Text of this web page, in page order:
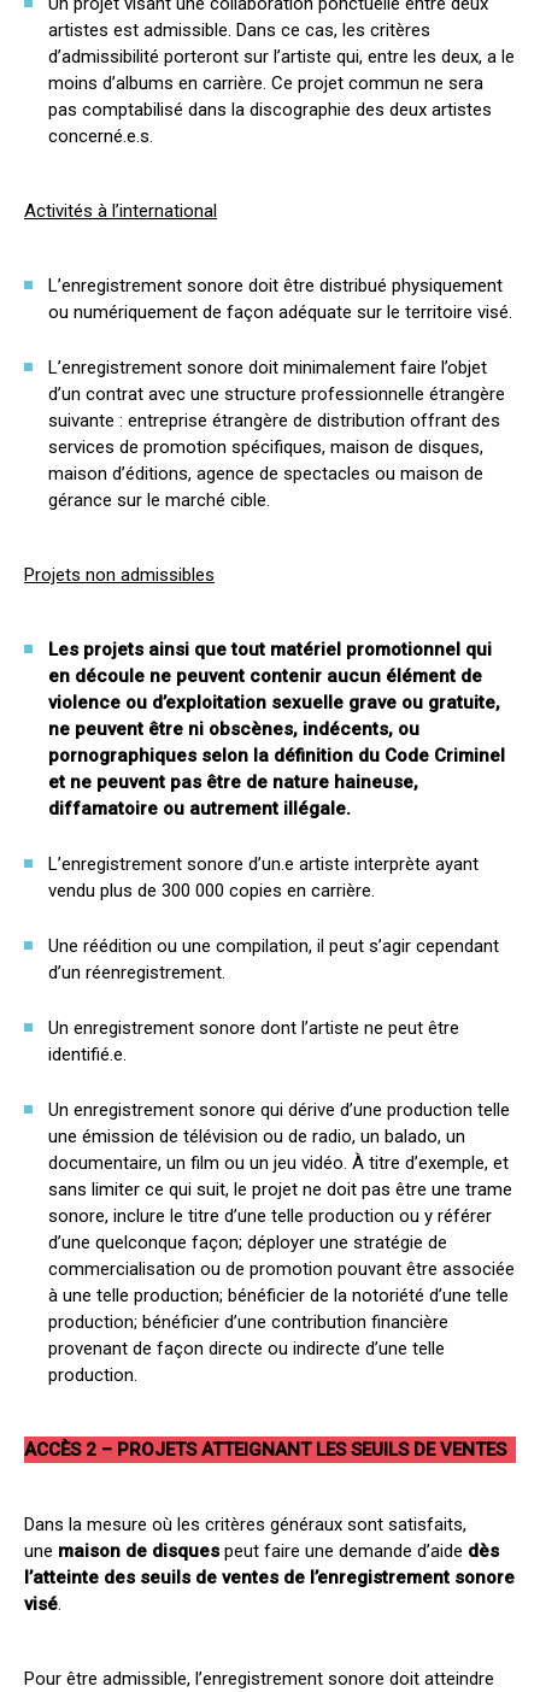
artistes est admissible. Dans ce cas, les critères
d’admissibilité porteront sur l’artiste qui, entre les deux, a le
moins d’albums en carrière. Ce projet commun ne sera
pas comptabilisé dans la discographie des deux artistes
concerné.e.s.
Activités à l’international
L’enregistrement sonore doit être distribué physiquement
ou numériquement de façon adéquate sur le territoire visé.
L’enregistrement sonore doit minimalement faire l’objet
d’un contrat avec une structure professionnelle étrangère
suivante : entreprise étrangère de distribution offrant des
services de promotion spécifiques, maison de disques,
maison d’éditions, agence de spectacles ou maison de
gérance sur le marché cible.
Projets non admissibles
Les projets ainsi que tout matériel promotionnel qui
en découle ne peuvent contenir aucun élément de
violence ou d’exploitation sexuelle grave ou gratuite,
ne peuvent être ni obscènes, indécents, ou
pornographiques selon la définition du Code Criminel
et ne peuvent pas être de nature haineuse,
diffamatoire ou autrement illégale.
L’enregistrement sonore d’un.e artiste interprète ayant
vendu plus de 300 000 copies en carrière.
Une réédition ou une compilation, il peut s’agir cependant
d’un réenregistrement.
Un enregistrement sonore dont l’artiste ne peut être
identifié.e.
Un enregistrement sonore qui dérive d’une production telle
une émission de télévision ou de radio, un balado, un
documentaire, un film ou un jeu vidéo. À titre d’exemple, et
sans limiter ce qui suit, le projet ne doit pas être une trame
sonore, inclure le titre d’une telle production ou y référer
d’une quelconque façon; déployer une stratégie de
commercialisation ou de promotion pouvant être associée
à une telle production; bénéficier de la notoriété d’une telle
production; bénéficier d’une contribution financière
provenant de façon directe ou indirecte d’une telle
production.
Anchor : Accéder au Fonds
ACCÈS 2 – PROJETS ATTEIGNANT LES SEUILS DE VENTES
Dans la mesure où les critères généraux sont satisfaits,
une maison de disques peut faire une demande d’aide dès
l’atteinte des seuils de ventes de l’enregistrement sonore
visé.
Pour être admissible, l’enregistrement sonore doit atteindre